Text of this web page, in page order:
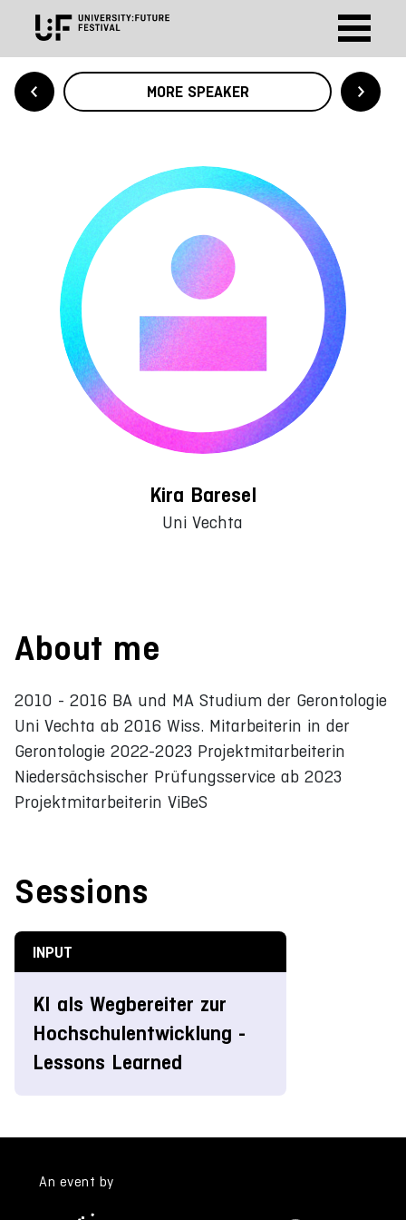
MORE SPEAKER
Kira Baresel
Uni Vechta
About me
2010 - 2016 BA und MA Studium der Gerontologie
Uni Vechta ab 2016 Wiss. Mitarbeiterin in der
Gerontologie 2022-2023 Projektmitarbeiterin
Niedersächsischer Prüfungsservice ab 2023
Projektmitarbeiterin ViBeS
Sessions
INPUT
KI als Wegbereiter zur
Hochschulentwicklung -
Lessons Learned
An event by